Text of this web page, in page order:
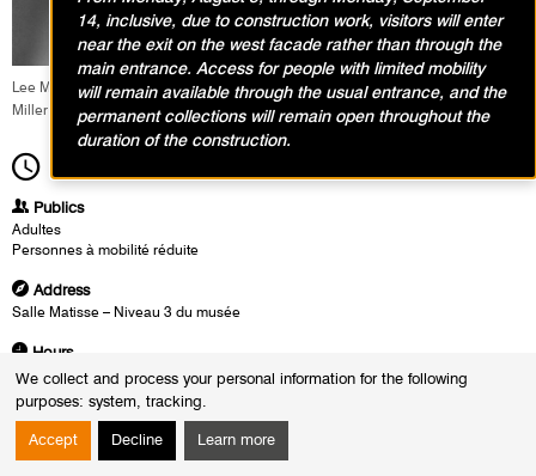
We collect and process your personal information for the following
purposes: system, tracking.
Accept Decline Learn more
Lee Miller, Modèle avec ampoule, Vogue studio, Londres vers 1943. © Lee
Miller Archives England 2026 – All Rights Reserved
Publics
Adultes
Personnes à mobilité réduite
Address
Salle Matisse – Niveau 3 du musée
Hours
From : Friday 10 April 2026
to :
Thursday 18 June 2026
Thursday 11 June 2026 from 19h00 to 20h30
14, inclusive, due to construction work, visitors will enter
near the exit on the west facade rather than through the
main entrance. Access for people with limited mobility
will remain available through the usual entrance, and the
permanent collections will remain open throughout the
duration of the construction.